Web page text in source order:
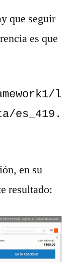
que seguir
es que
l
es_419.
en su
resultado: